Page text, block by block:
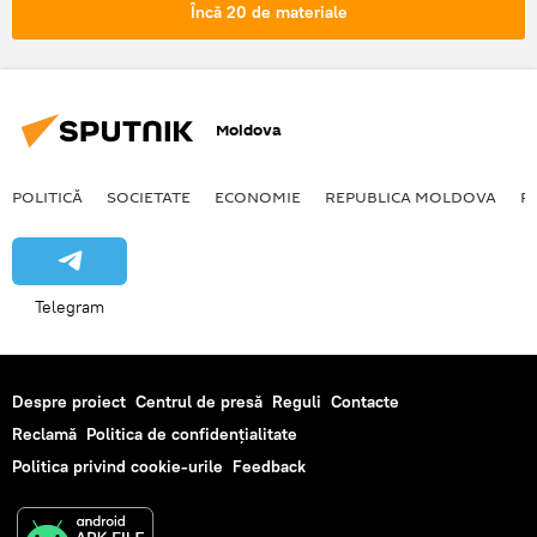
aditivi
grasimi accident vascular
Încă 20 de materiale
Moldova
POLITICĂ SOCIETATE ECONOMIE REPUBLICA MOLDOVA
Telegram
Despre proiect Centrul de presă Reguli Contacte
Reclamă Politica de confidențialitate
Politica privind cookie-urile Feedback